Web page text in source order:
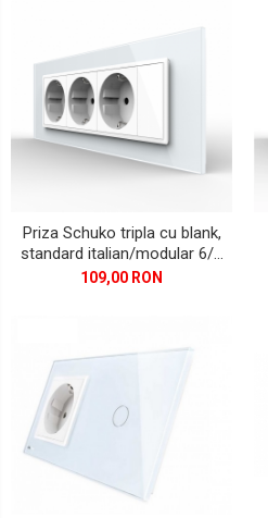
SKODA
TOYOTA
VW/SEAT/SKODA
Priza Schuko tripla cu blank,
standard italian/modular 6/7
module
109,00 RON